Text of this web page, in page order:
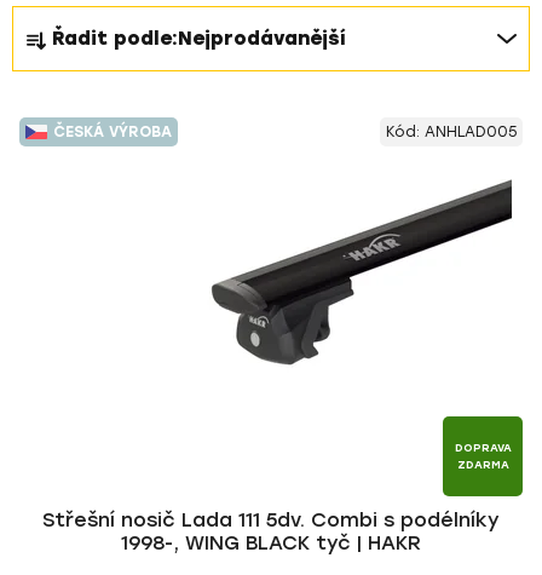
Ř
a
z
e
n
Řadit podle:Nejprodávanější
V
ý
ČESKÁ VÝROBA
DOPRAVA
ZDARMA
Střešní nosič Lada 111 5dv. Combi s podélníky
1998-, WING BLACK tyč | HAKR
Kód: ANHLAD005